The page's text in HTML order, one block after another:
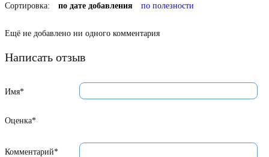
Сортировка: по дате добавления по полезности
Ещё не добавлено ни одного комментария
Написать отзыв
Имя*
Оценка*
Комментарий*